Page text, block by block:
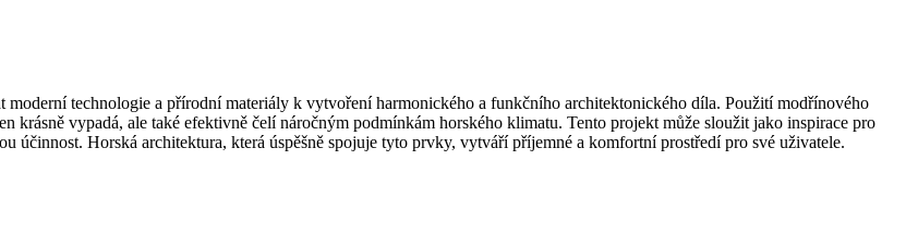
technologie a přírodní materiály k vytvoření harmonického a funkčního architektonického díla. Použití modřínového
krásně vypadá, ale také efektivně čelí náročným podmínkám horského klimatu. Tento projekt může sloužit jako inspirace pro
účinnost. Horská architektura, která úspěšně spojuje tyto prvky, vytváří příjemné a komfortní prostředí pro své uživatele.